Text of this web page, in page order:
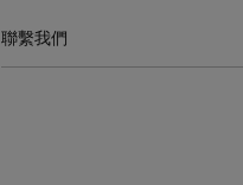
聯繫我們